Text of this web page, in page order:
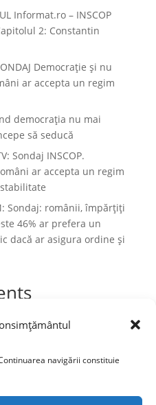
navigării constituie
Informat.ro – INSCOP
2: Constantin
Democrație și nu
ar accepta un regim
democraţia nu mai
să seducă
Sondaj INSCOP.
ar accepta un regim
Sondaj: românii, împărțiți
46% ar prefera un
dacă ar asigura ordine și
caracter personal